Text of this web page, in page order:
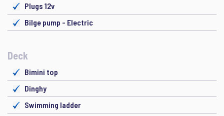
Plugs 12v
Bilge pump - Electric
Deck
Bimini top
Dinghy
Swimming ladder